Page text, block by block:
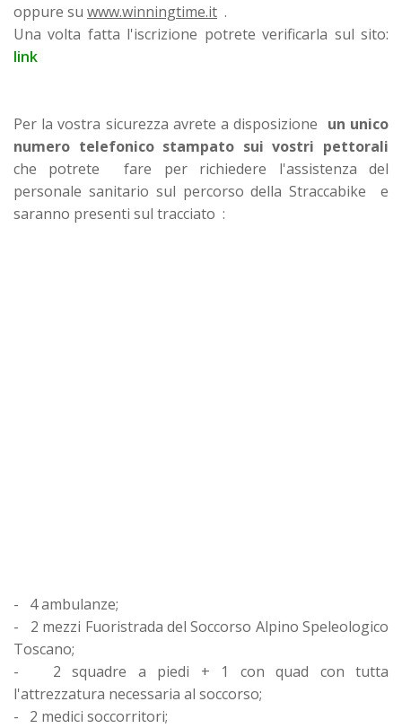
oppure su www.winningtime.it .
Una volta fatta l'iscrizione potrete verificarla sul sito:
link
Per la vostra sicurezza avrete a disposizione un unico
numero telefonico stampato sui vostri pettorali
che potrete fare per richiedere l'assistenza del
personale sanitario sul percorso della Straccabike e
saranno presenti sul tracciato :
- 4 ambulanze;
- 2 mezzi Fuoristrada del Soccorso Alpino Speleologico
Toscano;
- 2 squadre a piedi + 1 con quad con tutta
l'attrezzatura necessaria al soccorso;
- 2 medici soccorritori;